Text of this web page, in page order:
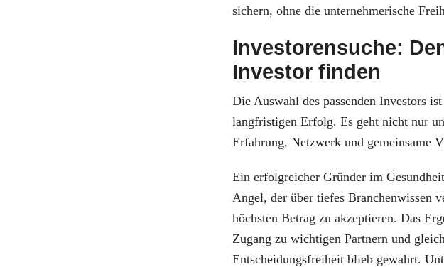
sichern, ohne die unternehmerische
Investorensuche:
Investor finden
Die Auswahl des passenden Investors
langfristigen Erfolg. Es geht nicht nur
Erfahrung, Netzwerk und gemeinsame
Ein erfolgreicher Gründer im
Angel, der über tiefes Branchenwissen
höchsten Betrag zu akzeptieren. Das
Zugang zu wichtigen Partnern und
Entscheidungsfreiheit blieb gewahrt.